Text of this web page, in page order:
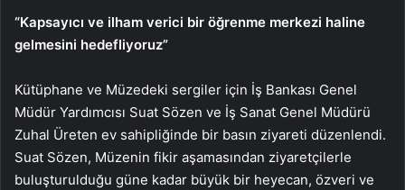
“Kapsayıcı ve ilham verici bir öğrenme merkezi haline
gelmesini hedefliyoruz”
Kütüphane ve Müzedeki sergiler için İş Bankası Genel
Müdür Yardımcısı Suat Sözen ve İş Sanat Genel Müdürü
Zuhal Üreten ev sahipliğinde bir basın ziyareti düzenlendi.
Suat Sözen, Müzenin fikir aşamasından ziyaretçilerle
buluşturulduğu güne kadar büyük bir heyecan, özveri ve